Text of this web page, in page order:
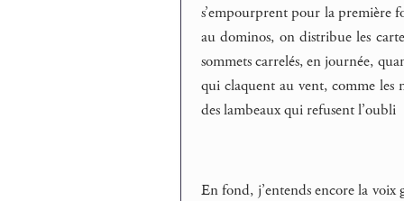
s’empourprent pour la première
au dominos, on distribue les
sommets carrelés, en journée,
qui claquent au vent, comme les
des lambeaux qui refusent l’oubli
En fond, j’entends encore la voix